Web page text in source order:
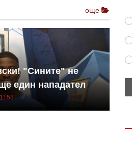
още
"Сините" не
един нападател